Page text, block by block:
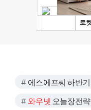
에스에프씨 하반기
와우넷 오늘장전략